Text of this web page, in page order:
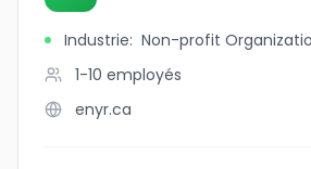
Industrie: Non-profit
1-10 employés
enyr.ca